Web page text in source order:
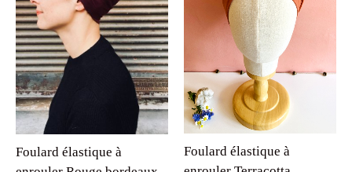
Foulard élastique à
Foulard élastique à